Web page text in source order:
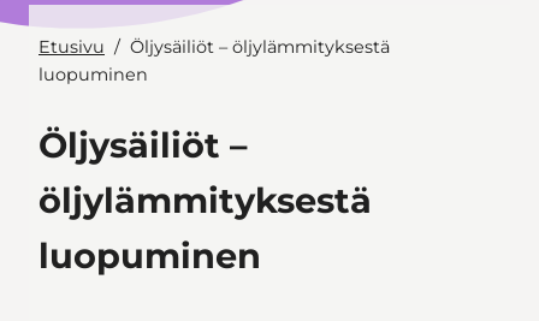
Etusivu
Öljysäiliöt – öljylämmityksestä
luopuminen
Öljysäiliöt –
öljylämmityksestä
luopuminen